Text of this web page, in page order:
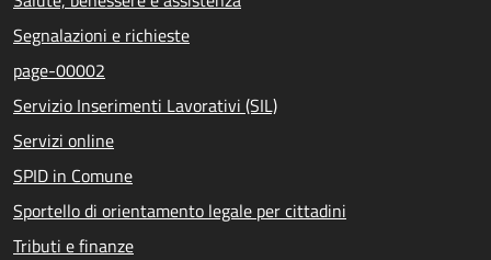
Segnalazioni e richieste
page-00002
Servizio Inserimenti Lavorativi (SIL)
Servizi online
SPID in Comune
Sportello di orientamento legale per cittadini
Tributi e finanze